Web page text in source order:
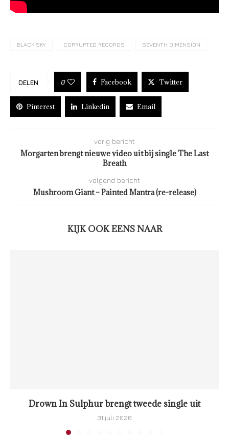
BLACK SKY CORRUPTED RECORDS SEVENTH DIMENSION
DELEN 0 Facebook Twitter
Pinterest Linkedin Email
vorig bericht
Morgarten brengt nieuwe video uit bij single The Last
Breath
volgend bericht
Mushroom Giant – Painted Mantra (re-release)
KIJK OOK EENS NAAR
Drown In Sulphur brengt tweede single uit
31 juli 2026